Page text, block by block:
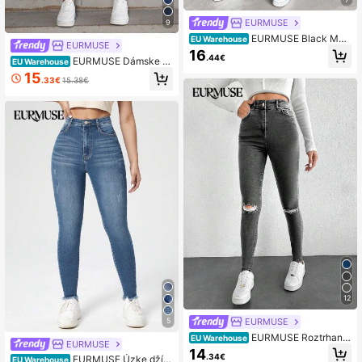
9
EURMUSE
EU Warehouse EURMUSE Dámske ši
kmé vreckové zúžené džínsy
15.33€15.38€
5
EURMUSE
EU Warehouse EURMUSE Úzke džín
EURMUSE
EU Warehouse EURMUSE Black Mo
m Stiches Washed Jeans
16.44€
12
EURMUSE
EU Warehouse EURMUSE Roztrhané
úzke džínsy s vysokým pásom
14.34€